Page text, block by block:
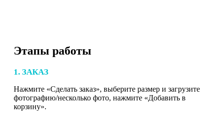
Этапы работы
1. ЗАКАЗ
Нажмите «Сделать заказ», выберите размер и загрузите
фотографию/несколько фото, нажмите «Добавить в
корзину».